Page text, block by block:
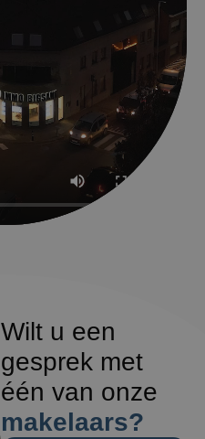
Wilt u een
gesprek met
één van onze
makelaars?